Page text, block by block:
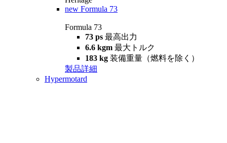
new Formula 73
Formula 73
73 ps 最高出力
6.6 kgm 最大トルク
183 kg 装備重量（燃料を除く）
製品詳細
Hypermotard